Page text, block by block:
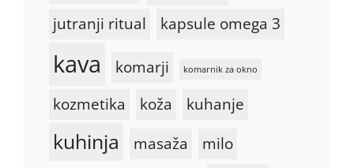
jutranji ritual kapsule omega 3
kava komarji komarnik za okno
kozmetika koža kuhanje
kuhinja masaža
milo